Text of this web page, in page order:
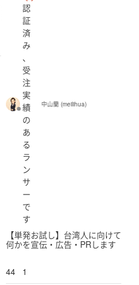
認
証
済
み
、
受
注
実
績
の
あ
る
ラ
ン
サ
ー
で
す
中山蘭 (meilihua)
【単発お試し】台湾人に向けて
何かを宣伝・広告・PRします
44 1